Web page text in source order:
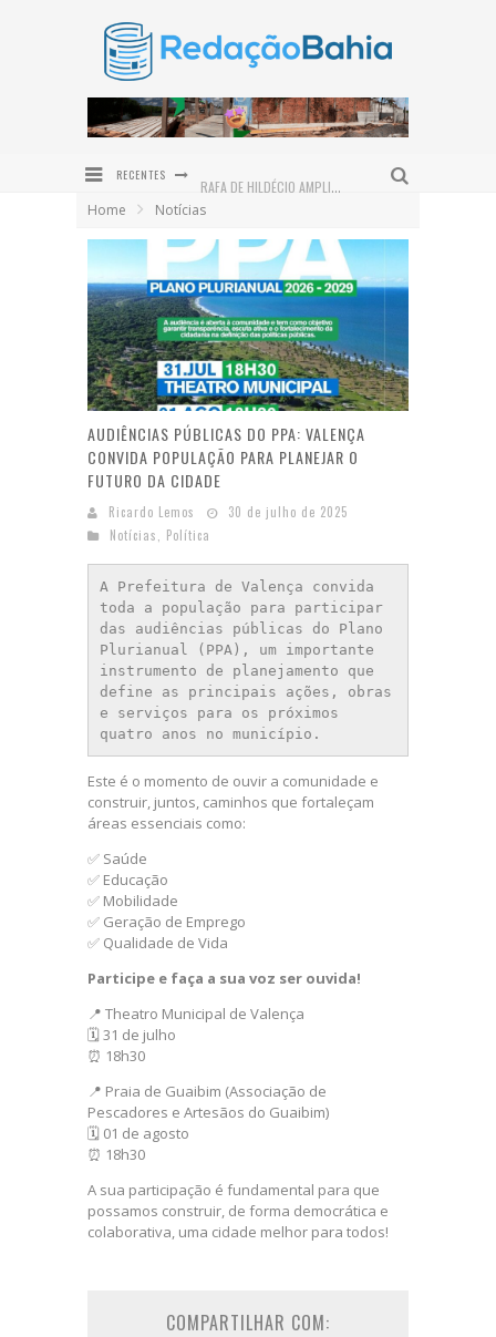
RECENTES
NEM TODO EMAGRECIMENTO É IGUAL: ENTENDA AS DIFERENÇAS ENTRE MEDICAMENTOS E CIRURGIA BARIÁTRICA
MOUNJARO E SAÚDE DOS OLHOS: ESPECIALISTA EXPLICA OS CUIDADOS PARA QUEM TEM DIABETES
Home Notícias
AUDIÊNCIAS PÚBLICAS DO PPA: VALENÇA
CONVIDA POPULAÇÃO PARA PLANEJAR O
FUTURO DA CIDADE
Ricardo Lemos
30 de julho de 2025
Notícias
Política
A Prefeitura de Valença convida
toda a população para participar
das audiências públicas do Plano
Plurianual (PPA), um importante
instrumento de planejamento que
define as principais ações, obras
e serviços para os próximos
quatro anos no município.
Este é o momento de ouvir a comunidade e
construir, juntos, caminhos que fortaleçam
áreas essenciais como:
✅ Saúde
✅ Educação
✅ Mobilidade
✅ Geração de Emprego
✅ Qualidade de Vida
Participe e faça a sua voz ser ouvida!
📍 Theatro Municipal de Valença
🗓 31 de julho
⏰ 18h30
📍 Praia de Guaibim (Associação de
Pescadores e Artesãos do Guaibim)
🗓 01 de agosto
⏰ 18h30
A sua participação é fundamental para que
possamos construir, de forma democrática e
colaborativa, uma cidade melhor para todos!
COMPARTILHAR COM: